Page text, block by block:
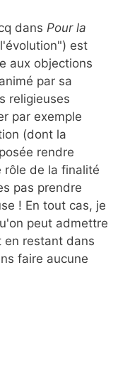
dans Pour la
est
aux objections
par sa
religieuses
par exemple
(dont la
rendre
rôle de la finalité
pas prendre
! En tout cas, je
peut admettre
en restant dans
faire aucune